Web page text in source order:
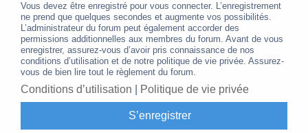
Vous devez être enregistré pour vous connecter. L’enregistrement
ne prend que quelques secondes et augmente vos possibilités.
L’administrateur du forum peut également accorder des
permissions additionnelles aux membres du forum. Avant de vous
enregistrer, assurez-vous d’avoir pris connaissance de nos
conditions d’utilisation et de notre politique de vie privée. Assurez-
vous de bien lire tout le règlement du forum.
Conditions d’utilisation Politique de vie privée
S’enregistrer